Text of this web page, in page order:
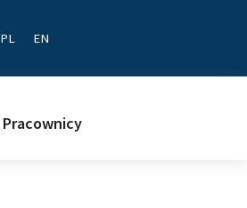
PL EN
Pracownicy